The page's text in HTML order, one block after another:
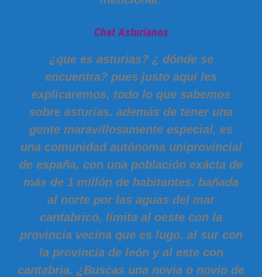
Chat Asturianos
¿que es asturias? ¿ dónde se
encuentra? pues justo aquí les
explicaremos, todo lo que sabemos
sobre asturias. además de tener una
gente maravillosamente especial, es
una comunidad autónoma uniprovincial
de españa, con una población exácta de
más de 1 millón de habitantes. bañada
al norte por las aguas del mar
cantabrico, limita al oeste con la
provincia vecina que es lugo, al sur con
la provincia de león y al este con
cantabria. ¿Buscas una novia o novio de